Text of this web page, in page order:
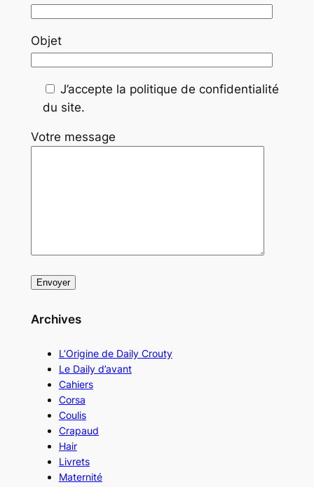
Objet
J’accepte la politique de confidentialité
du site.
Votre message
Archives
L’Origine de Daily Crouty
Le Daily d’avant
Cahiers
Corsa
Coulis
Crapaud
Hair
Livrets
Maternité